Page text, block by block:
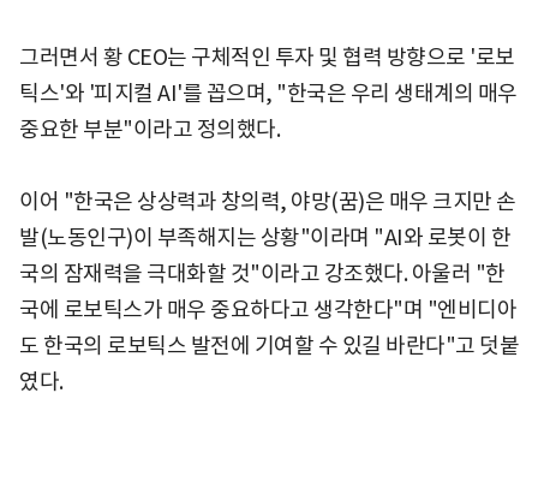
그러면서 황 CEO는 구체적인 투자 및 협력 방향으로 '로보
틱스'와 '피지컬 AI'를 꼽으며, "한국은 우리 생태계의 매우
중요한 부분"이라고 정의했다.
이어 "한국은 상상력과 창의력, 야망(꿈)은 매우 크지만 손
발(노동인구)이 부족해지는 상황"이라며 "AI와 로봇이 한
국의 잠재력을 극대화할 것"이라고 강조했다. 아울러 "한
국에 로보틱스가 매우 중요하다고 생각한다"며 "엔비디아
도 한국의 로보틱스 발전에 기여할 수 있길 바란다"고 덧붙
였다.